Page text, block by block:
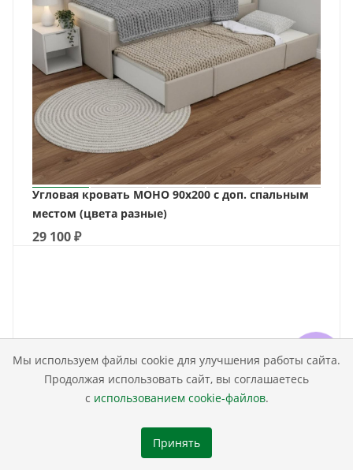
Мы используем файлы cookie для улучшения работы сайта.
Продолжая использовать сайт, вы соглашаетесь
с использованием cookie-файлов.
Принять
Угловая кровать МОНО 90х200 с доп. спальным
местом (цвета разные)
29 100₽